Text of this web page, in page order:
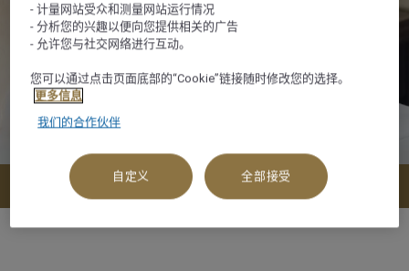
查看可订选项
- 计量网站受众和测量网站运行情况
- 分析您的兴趣以便向您提供相关的广告
- 允许您与社交网络进行互动。
您可以通过点击页面底部的“Cookie”链接随时修改您的选择。
更多信息
我们的合作伙伴
自定义 全部接受